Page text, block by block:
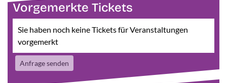
Vorgemerkte Tickets
Sie haben noch keine Tickets für Veranstaltungen
vorgemerkt
Anfrage senden